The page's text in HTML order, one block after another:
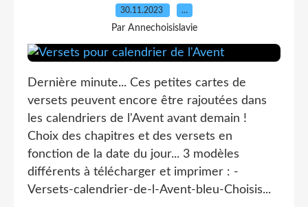
30.11.2023 …
Par Annechoisislavie
Dernière minute... Ces petites cartes de
versets peuvent encore être rajoutées dans
les calendriers de l'Avent avant demain !
Choix des chapitres et des versets en
fonction de la date du jour... 3 modèles
différents à télécharger et imprimer : -
Versets-calendrier-de-l-Avent-bleu-Choisis...